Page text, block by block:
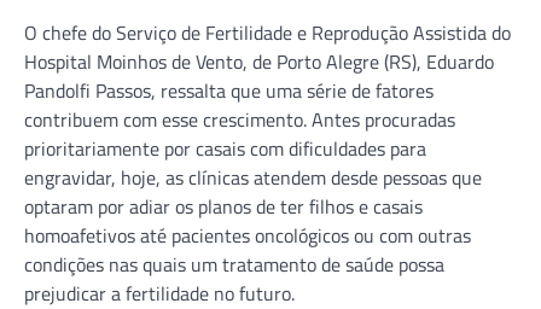
O chefe do Serviço de Fertilidade e Reprodução Assistida do
Hospital Moinhos de Vento, de Porto Alegre (RS), Eduardo
Pandolfi Passos, ressalta que uma série de fatores
contribuem com esse crescimento. Antes procuradas
prioritariamente por casais com dificuldades para
engravidar, hoje, as clínicas atendem desde pessoas que
optaram por adiar os planos de ter filhos e casais
homoafetivos até pacientes oncológicos ou com outras
condições nas quais um tratamento de saúde possa
prejudicar a fertilidade no futuro.